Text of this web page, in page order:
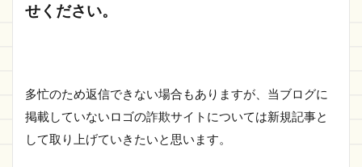
せください。
多忙のため返信できない場合もありますが、当ブログに
掲載していないロゴの詐欺サイトについては新規記事と
して取り上げていきたいと思います。